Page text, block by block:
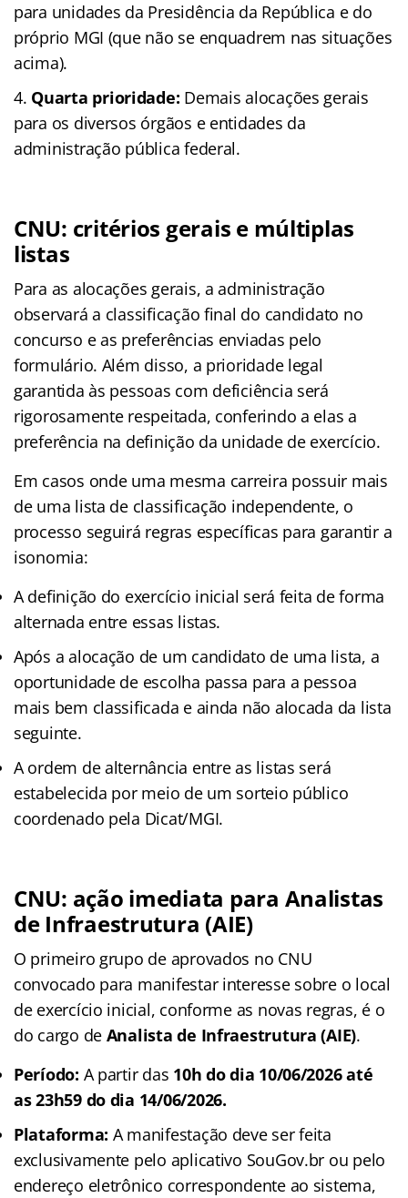
para unidades da Presidência da República e do
próprio MGI (que não se enquadrem nas situações
acima).
Quarta prioridade: Demais alocações gerais
para os diversos órgãos e entidades da
administração pública federal.
CNU: critérios gerais e múltiplas
listas
Para as alocações gerais, a administração
observará a classificação final do candidato no
concurso e as preferências enviadas pelo
formulário. Além disso, a prioridade legal
garantida às pessoas com deficiência será
rigorosamente respeitada, conferindo a elas a
preferência na definição da unidade de exercício.
Em casos onde uma mesma carreira possuir mais
de uma lista de classificação independente, o
processo seguirá regras específicas para garantir a
isonomia:
A definição do exercício inicial será feita de forma
alternada entre essas listas.
Após a alocação de um candidato de uma lista, a
oportunidade de escolha passa para a pessoa
mais bem classificada e ainda não alocada da lista
seguinte.
A ordem de alternância entre as listas será
estabelecida por meio de um sorteio público
coordenado pela Dicat/MGI.
CNU: ação imediata para Analistas
de Infraestrutura (AIE)
O primeiro grupo de aprovados no CNU
convocado para manifestar interesse sobre o local
de exercício inicial, conforme as novas regras, é o
do cargo de Analista de Infraestrutura (AIE).
Período: A partir das 10h do dia 10/06/2026 até
as 23h59 do dia 14/06/2026.
Plataforma: A manifestação deve ser feita
exclusivamente pelo aplicativo SouGov.br ou pelo
endereço eletrônico correspondente ao sistema,